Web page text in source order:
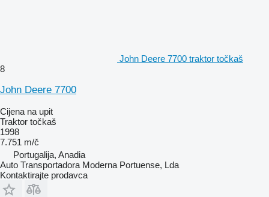
John Deere 7700 traktor točkaš
8
John Deere 7700
Cijena na upit
Traktor točkaš
1998
7.751 m/č
Portugalija, Anadia
Auto Transportadora Moderna Portuense, Lda
Kontaktirajte prodavca